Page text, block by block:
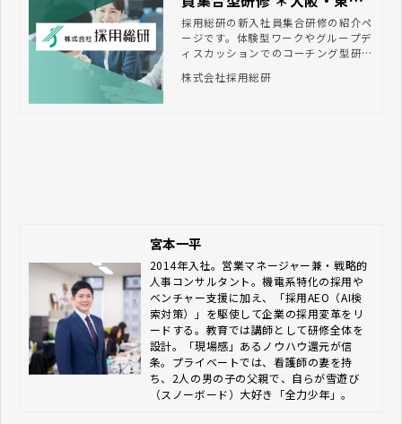
京・オンライン開催
採用総研の新入社員集合研修の紹介ペ
ージです。体験型ワークやグループデ
ィスカッションでのコーチング型研修
異業種交流ができる研修です。大阪・
株式会社採用総研
宮本一平
2014年入社。営業マネージャー兼・戦略的
人事コンサルタント。機電系特化の採用や
ベンチャー支援に加え、「採用AEO（AI検
索対策）」を駆使して企業の採用変革をリ
ードする。教育では講師として研修全体を
設計。「現場感」あるノウハウ還元が信
条。プライベートでは、看護師の妻を持
ち、2人の男の子の父親で、自らが雪遊び
（スノーボード）大好き「全力少年」。